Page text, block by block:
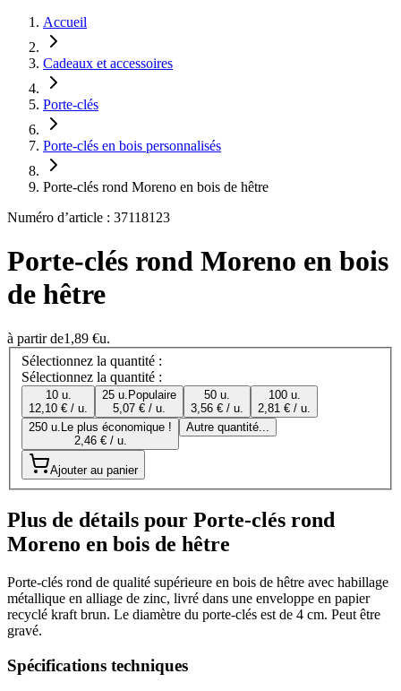
Accueil
Cadeaux et accessoires
Porte-clés
Porte-clés en bois personnalisés
Porte-clés rond Moreno en bois de hêtre
Numéro d’article : 37118123
Porte-clés rond Moreno en bois
de hêtre
à partir de1,89 €u.
Sélectionnez la quantité :
Sélectionnez la quantité :
10 u.
12,10 € / u.
25 u. Populaire
5,07 € / u.
50 u.
3,56 € / u.
100 u.
2,81 € / u.
250 u. Le plus économique !
2,46 € / u.
Autre quantité...
Ajouter au panier
Plus de détails pour Porte-clés rond
Moreno en bois de hêtre
Porte-clés rond de qualité supérieure en bois de hêtre avec habillage
métallique en alliage de zinc, livré dans une enveloppe en papier
recyclé kraft brun. Le diamètre du porte-clés est de 4 cm. Peut être
gravé.
Spécifications techniques